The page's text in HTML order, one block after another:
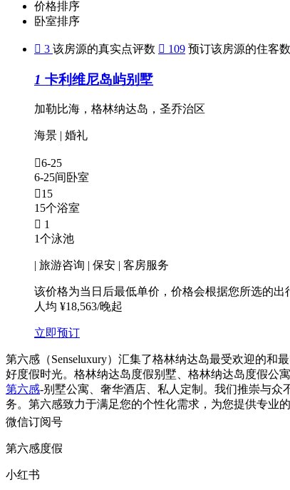
价格排序
卧室排序
 3 该房源的真实点评数  109 预订该房源的住客数
1 卡利维尼岛屿别墅
加勒比海，格林纳达岛，圣乔治区
海景 | 婚礼
6-25
6-25间卧室
15
15个浴室
 1
1个泳池
| 旅游咨询 | 保安 | 客房服务
该价格为当日后最低单价，价格会根据您所选的
人均 ¥18,563/晚起
立即预订
第六感（Senseluxury）汇集了格林纳达岛最受欢迎的
好度假时光。格林纳达岛度假别墅、格林纳达岛度假公
第六感-别墅公寓、奢华酒店、私人定制。我们推崇与
务。第六感致力于满足您的个性化需求，为您提供专业
微信订阅号
第六感度假
小红书